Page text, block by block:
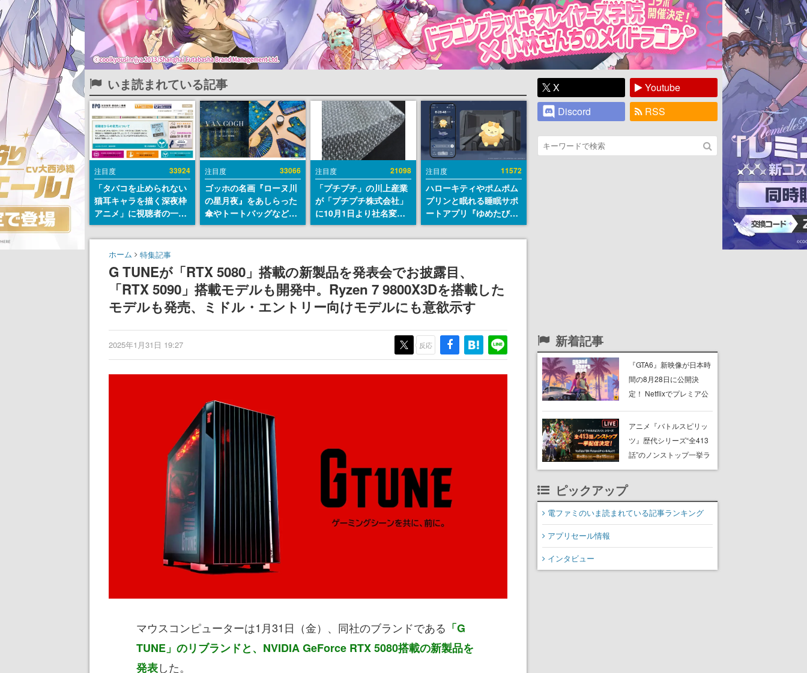
いま読まれている記事
注目度 33924
「タバコを止められない
猫耳キャラを描く深夜枠
アニメ」に視聴者の一部
から批判意見。違法薬物
の使用と思わしき描写も
含めて、BPOが議論を交
注目度 33066
ゴッホの名画『ローヌ川
の星月夜』をあしらった
傘やトートバッグなどが
登場。8月7日21時より2
日間限定で予約販売
注目度 21098
「プチプチ」の川上産業
が「プチプチ株式会社」
に10月1日より社名変更
へ。創業58年で初めての
変更で、“プチッ”と鳴る
の名前に
注目度 11572
ハローキティやポムポム
プリンと眠れる睡眠サポ
ートアプリ『ゆめたび』
が配信中。キャラごとの
ASMRや目覚ましアラー
ホーム 特集記事
G TUNEが「RTX 5080」搭載の新製品を発表会でお披露目、
「RTX 5090」搭載モデルも開発中。Ryzen 7 9800X3Dを搭載した
モデルも発売、ミドル・エントリー向けモデルにも意欲示す
2025年1月31日 19:27 反応
マウスコンピューターは1月31日（金）、同社のブランドである 「G
TUNE」のリブランドと、NVIDIA GeForce RTX 5080搭載の新製品を
発表した。
X
Youtube
Discord
RSS
新着記事
『GTA6』新映像が日本時
間の8月28日に公開決
定！ Netflixでプレミア公
イトでも公開へ
アニメ『バトルスピリッ
ツ』歴代シリーズ“全413
話”のノンストップ一挙ラ
イブ配信が決定。第1作
ズ『ミラージュ』まで
ピックアップ
電ファミのいま読まれている記事ランキング
アプリセール情報
インタビュー